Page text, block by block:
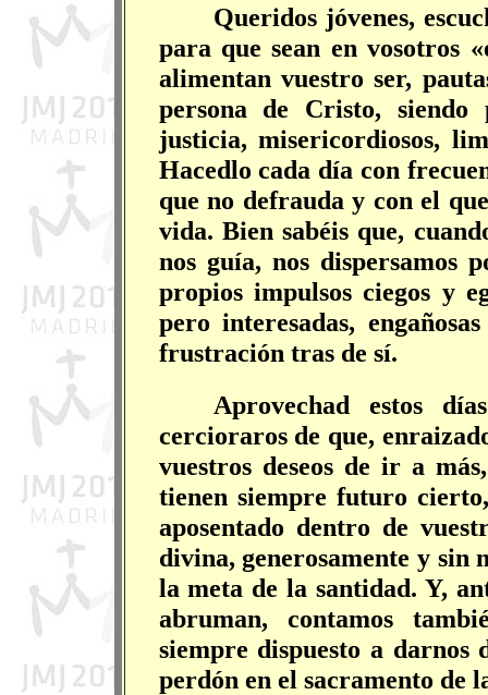
Queridos jóvenes,
para que sean en vosotros
alimentan vuestro ser,
persona de Cristo, siendo
justicia, misericordiosos,
Hacedlo cada día con
que no defrauda y con el
vida. Bien sabéis que,
nos guía, nos dispersamos
propios impulsos ciegos y
pero interesadas,
frustración tras de sí.
Aprovechad estos
cercioraros de que,
vuestros deseos de ir a
tienen siempre futuro
aposentado dentro de
divina, generosamente y sin
la meta de la santidad. Y,
abruman, contamos
siempre dispuesto a darnos
perdón en el sacramento de